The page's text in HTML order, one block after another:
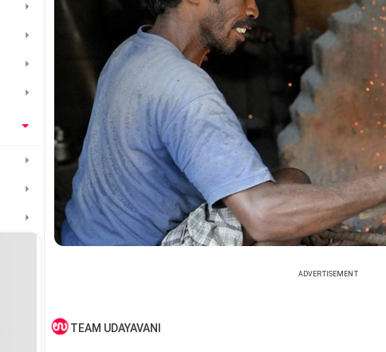
ADVERTISEMENT
TEAM UDAYAVANI